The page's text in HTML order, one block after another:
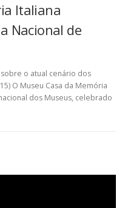
Italiana
Nacional de
o atual cenário dos
O Museu Casa da Memória
dos Museus, celebrado